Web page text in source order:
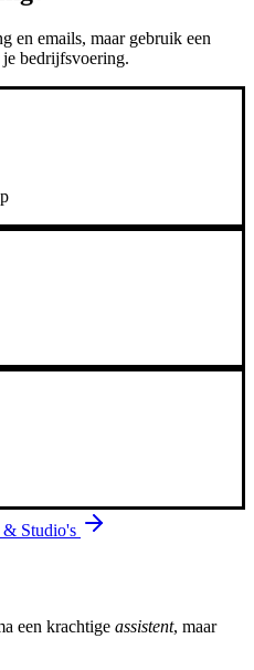
en emails, maar gebruik een
bedrijfsvoering.
& Studio's
een krachtige assistent, maar